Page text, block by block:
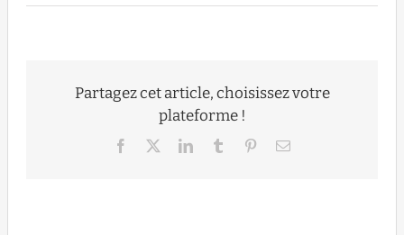
Partagez cet article, choisissez votre
plateforme !
Facebook LinkedInTumblr PinterestEmail